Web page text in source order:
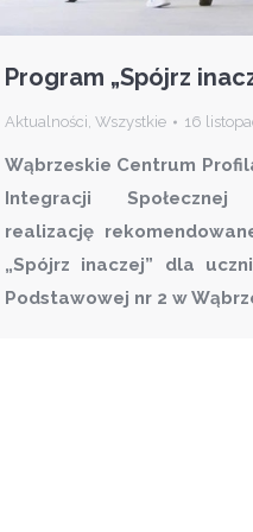
Program „Spójrz
Aktualności, Wszystkie 16
Wąbrzeskie Centrum
Integracji Społecznej
realizację
„Spójrz inaczej” dla
Podstawowej nr 2 w